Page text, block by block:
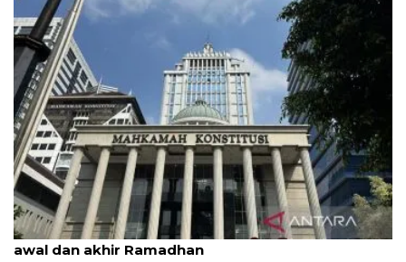
MK uji materi UU Peradilan Agama perihal isbat
awal dan akhir Ramadhan